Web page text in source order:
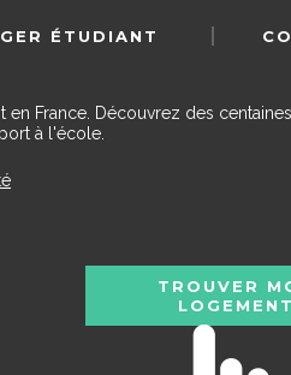
ÉTUDIANT
France. Découvrez des
à l'école.
TROUVER
LOGEMENT